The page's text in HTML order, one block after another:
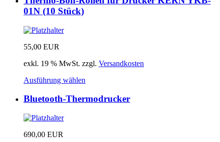
01N (10 Stück)
55,00 EUR
exkl. 19 % MwSt. zzgl. Versandkosten
Ausführung wählen
Bluetooth-Thermodrucker
690,00 EUR